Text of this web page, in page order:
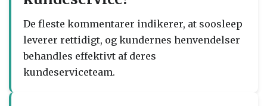
De fleste kommentarer indikerer, at soosleep
leverer rettidigt, og kundernes henvendelser
behandles effektivt af deres
kundeserviceteam.